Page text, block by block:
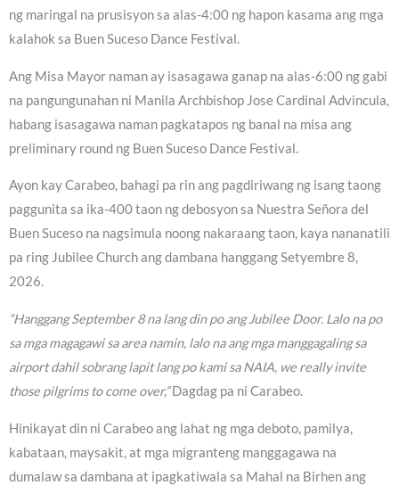
ng maringal na prusisyon sa alas-4:00 ng hapon kasama ang mga
kalahok sa Buen Suceso Dance Festival.
Ang Misa Mayor naman ay isasagawa ganap na alas-6:00 ng gabi
na pangungunahan ni Manila Archbishop Jose Cardinal Advincula,
habang isasagawa naman pagkatapos ng banal na misa ang
preliminary round ng Buen Suceso Dance Festival.
Ayon kay Carabeo, bahagi pa rin ang pagdiriwang ng isang taong
paggunita sa ika-400 taon ng debosyon sa Nuestra Señora del
Buen Suceso na nagsimula noong nakaraang taon, kaya nananatili
pa ring Jubilee Church ang dambana hanggang Setyembre 8,
2026.
“Hanggang September 8 na lang din po ang Jubilee Door. Lalo na po
sa mga magagawi sa area namin, lalo na ang mga manggagaling sa
airport dahil sobrang lapit lang po kami sa NAIA, we really invite
those pilgrims to come over,”Dagdag pa ni Carabeo.
Hinikayat din ni Carabeo ang lahat ng mga deboto, pamilya,
kabataan, maysakit, at mga migranteng manggagawa na
dumalaw sa dambana at ipagkatiwala sa Mahal na Birhen ang